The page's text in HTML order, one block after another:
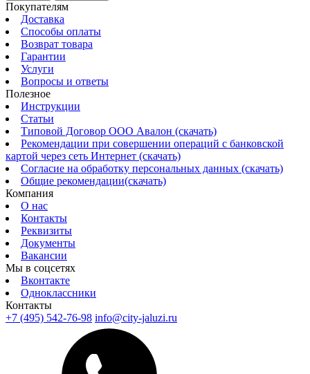
Покупателям
Доставка
Способы оплаты
Возврат товара
Гарантии
Услуги
Вопросы и ответы
Полезное
Инструкции
Статьи
Типовой Договор ООО Авалон (скачать)
Рекомендации при совершении операций с банковской
картой через сеть Интернет (скачать)
Согласие на обработку персональных данных (скачать)
Общие рекомендации(скачать)
Компания
О нас
Контакты
Реквизиты
Документы
Вакансии
Мы в соцсетях
Вконтакте
Одноклассники
Контакты
+7 (495) 542-76-98 info@city-jaluzi.ru